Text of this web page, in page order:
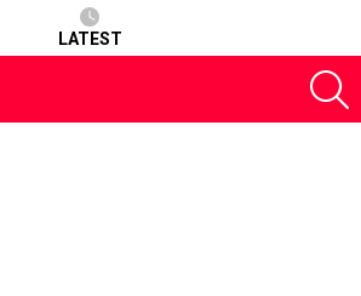
LATEST